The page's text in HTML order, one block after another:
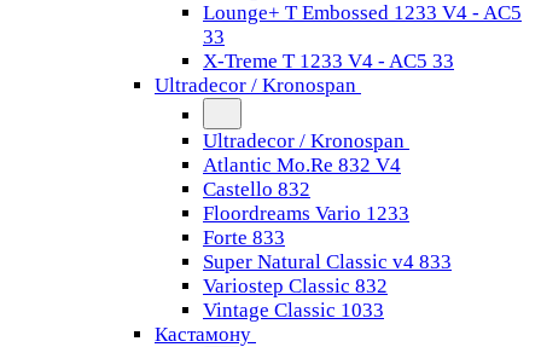
Lounge+ T Embossed 1233 V4 - AC5
33
X-Treme T 1233 V4 - AC5 33
Ultradecor / Kronospan
Ultradecor / Kronospan
Atlantic Mo.Re 832 V4
Castello 832
Floordreams Vario 1233
Forte 833
Super Natural Classic v4 833
Variostep Classic 832
Vintage Classic 1033
Кастамону